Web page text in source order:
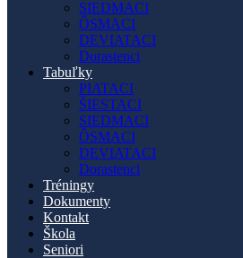
SIEDMACI
ÔSMACI
DEVIATACI
Dorastenci
Tabuľky
PIATACI
ŠIESTACI
SIEDMACI
ÔSMACI
DEVIATACI
Dorastenci
Tréningy
Dokumenty
Kontakt
Škola
Seniori